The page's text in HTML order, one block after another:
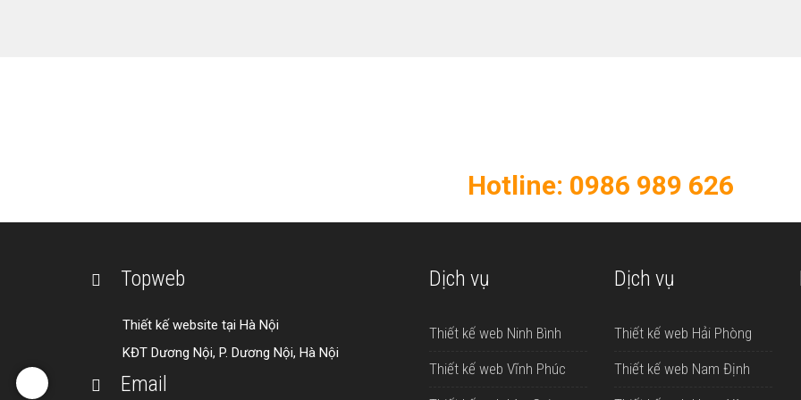
Hotline: 0986 989 626
Topweb
Thiết kế website tại Hà Nội
KĐT Dương Nội, P. Dương Nội, Hà Nội
Email
Dịch vụ
Thiết kế web Ninh Bình
Thiết kế web Vĩnh Phúc
Dịch vụ
Thiết kế web Hải Phòng
Thiết kế web Nam Định